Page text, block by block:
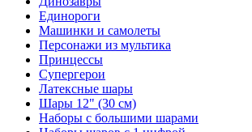
Единороги
Машинки и самолеты
Персонажи из мультика
Принцессы
Супергерои
Латексные шары
Шары 12" (30 см)
Наборы с большими шарами